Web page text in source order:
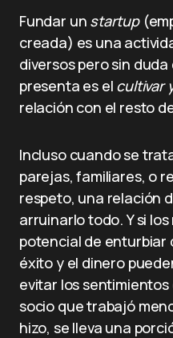
Fundar un startup
creada) es una
diversos pero sin
presenta es el cultivar
relación con el resto
Incluso cuando se
parejas, familiares, o
respeto, una relación
arruinarlo todo. Y si
potencial de enturbiar
éxito y el dinero
evitar los
socio que trabajó
hizo, se lleva una